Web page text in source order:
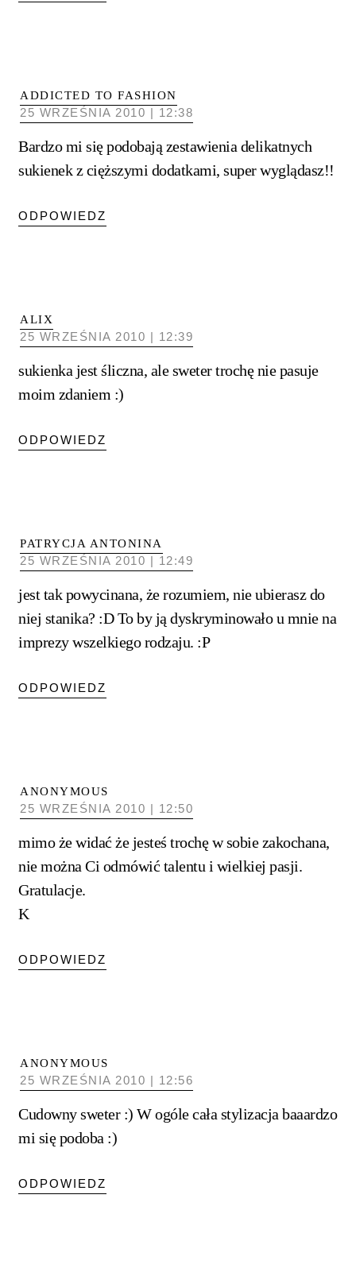
ADDICTED TO FASHION
25 WRZEŚNIA 2010 | 12:38
Bardzo mi się podobają zestawienia delikatnych
sukienek z cięższymi dodatkami, super wyglądasz!!
ODPOWIEDZ
ALIX
25 WRZEŚNIA 2010 | 12:39
sukienka jest śliczna, ale sweter trochę nie pasuje
moim zdaniem :)
ODPOWIEDZ
PATRYCJA ANTONINA
25 WRZEŚNIA 2010 | 12:49
jest tak powycinana, że rozumiem, nie ubierasz do
niej stanika? :D To by ją dyskryminowało u mnie na
imprezy wszelkiego rodzaju. :P
ODPOWIEDZ
ANONYMOUS
25 WRZEŚNIA 2010 | 12:50
mimo że widać że jesteś trochę w sobie zakochana,
nie można Ci odmówić talentu i wielkiej pasji.
Gratulacje.
K
ODPOWIEDZ
ANONYMOUS
25 WRZEŚNIA 2010 | 12:56
Cudowny sweter :) W ogóle cała stylizacja baaardzo
mi się podoba :)
ODPOWIEDZ